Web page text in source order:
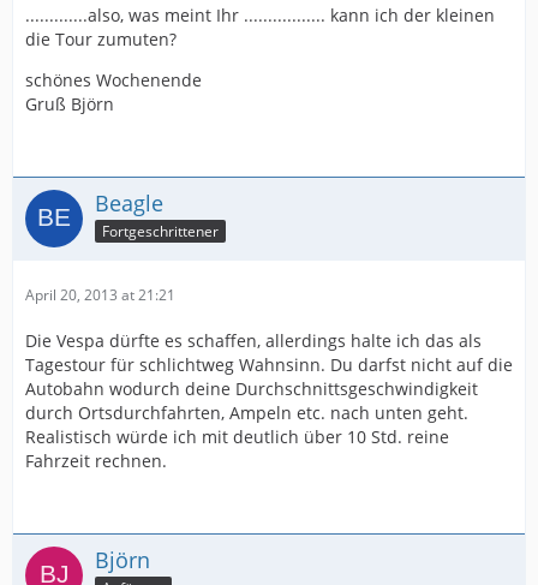
.............also, was meint Ihr ................. kann ich der kleinen
die Tour zumuten?
schönes Wochenende
Gruß Björn
Beagle
Fortgeschrittener
April 20, 2013 at 21:21
Die Vespa dürfte es schaffen, allerdings halte ich das als
Tagestour für schlichtweg Wahnsinn. Du darfst nicht auf die
Autobahn wodurch deine Durchschnittsgeschwindigkeit
durch Ortsdurchfahrten, Ampeln etc. nach unten geht.
Realistisch würde ich mit deutlich über 10 Std. reine
Fahrzeit rechnen.
Björn